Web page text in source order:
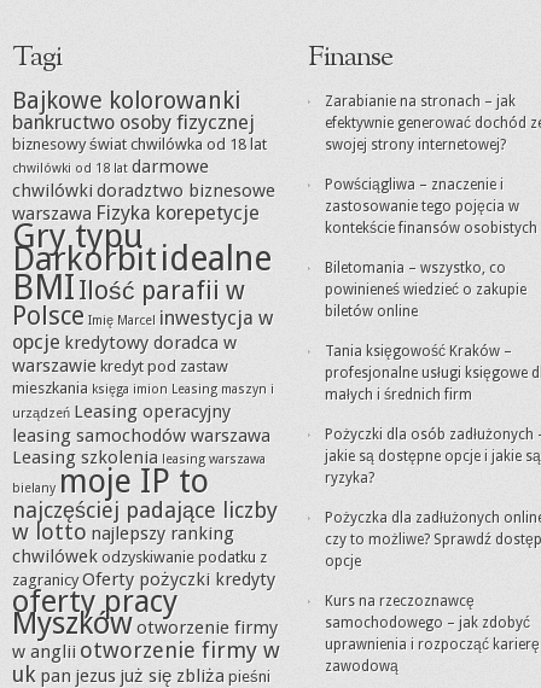
Tagi
Bajkowe kolorowanki
bankructwo osoby fizycznej
biznesowy świat chwilówka od 18 lat
chwilówki od 18 lat darmowe
chwilówkidoradztwo biznesowe
warszawa Fizyka korepetycje
Gry typu
Darkorbitidealne
BMIIlość parafii w
Polsce Imię Marcel inwestycja w
opcje kredytowy doradca w
warszawie kredyt pod zastaw
mieszkania księga imion Leasing maszyn i
urządzeń Leasing operacyjny
leasing samochodów warszawa
Leasing szkolenia leasing warszawa
bielany moje IP to
najczęściej padające liczby
w lotto najlepszy ranking
chwilówek odzyskiwanie podatku z
zagranicy Oferty pożyczki kredyty
oferty pracy
Myszkówotworzenie firmy
w anglii otworzenie firmy w
uk pan jezus już się zbliża pieśni
Finanse
Zarabianie na stronach – jak
efektywnie generować dochód
swojej strony internetowej?
Powściągliwa – znaczenie i
zastosowanie tego pojęcia w
kontekście finansów osobistych
Biletomania – wszystko, co
powinieneś wiedzieć o zakupie
biletów online
Tania księgowość Kraków –
profesjonalne usługi księgowe
małych i średnich firm
Pożyczki dla osób zadłużonych
jakie są dostępne opcje i jakie są
ryzyka?
Pożyczka dla zadłużonych
czy to możliwe? Sprawdź
opcje
Kurs na rzeczoznawcę
samochodowego – jak zdobyć
uprawnienia i rozpocząć karierę
zawodową